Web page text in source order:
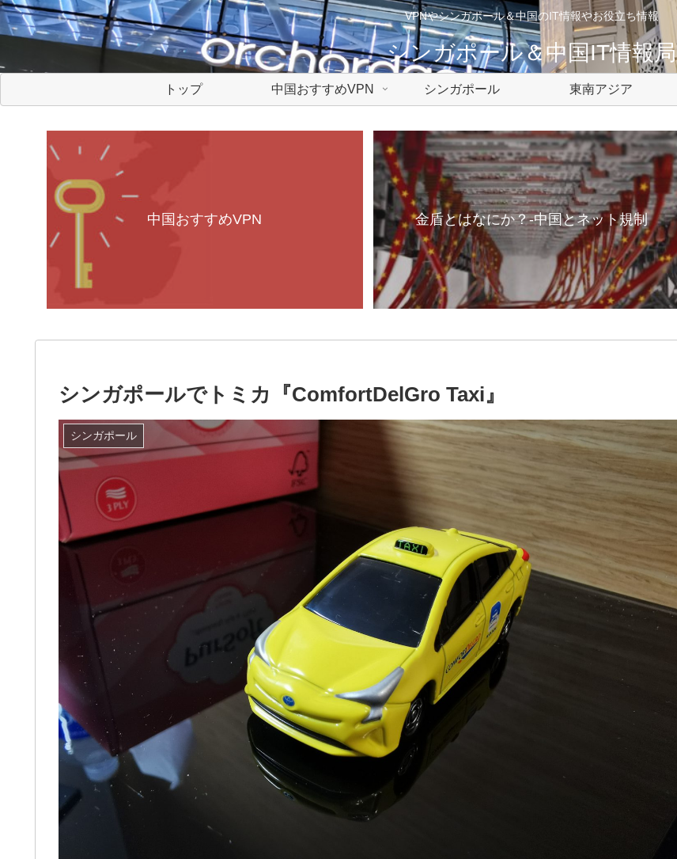
VPNやシンガポール＆中国のIT情報やお役立ち情報
シンガポール＆中国IT情報局
トップ 中国おすすめVPN シンガポール 東南アジア
中国おすすめVPN 金盾とはなにか？-中国とネット規制
シンガポールでトミカ『ComfortDelGro Taxi』
シンガポール